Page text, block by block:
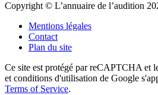
Copyright © L’annuaire de l’audition
Mentions légales
Contact
Plan du site
Ce site est protégé par reCAPTCHA et
et conditions d'utilisation de Google
Terms of Service.